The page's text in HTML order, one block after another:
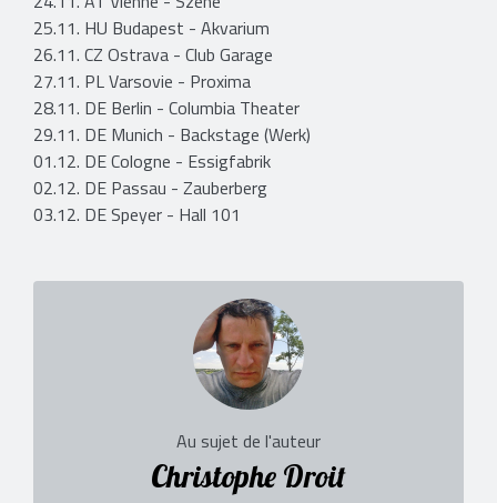
25.11. HU Budapest - Akvarium
26.11. CZ Ostrava - Club Garage
27.11. PL Varsovie - Proxima
28.11. DE Berlin - Columbia Theater
29.11. DE Munich - Backstage (Werk)
01.12. DE Cologne - Essigfabrik
02.12. DE Passau - Zauberberg
03.12. DE Speyer - Hall 101
Au sujet de l'auteur
Christophe Droit